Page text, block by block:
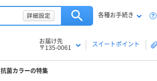
詳細設定 各種お手続き
お届け先
〒135-0061
スイートポイント
抗菌カラーの特集